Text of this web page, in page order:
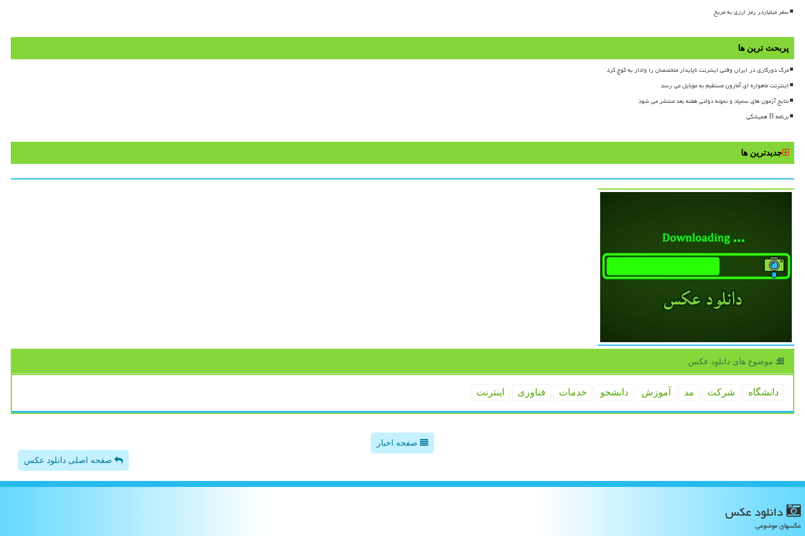
سفر میلیاردر رمز ارزی به مریخ
پربحث ترین ها
مرگ دورکاری در ایران وقتی اینترنت ناپایدار متخصصان را وادار به کوچ کرد
اینترنت ماهواره ای آمازون مستقیم به موبایل می رسد
نتایج آزمون های سمپاد و نمونه دولتی هفته بعد منتشر می شود
برنامه B همیشگی
جدیدترین ها
موضوع های دانلود عكس
دانشگاه شركت مد آموزش دانشجو خدمات فناوری اینترنت
صفحه اخبار
صفحه اصلی دانلود عکس
دانلود عكس
عکسهای موضوعی